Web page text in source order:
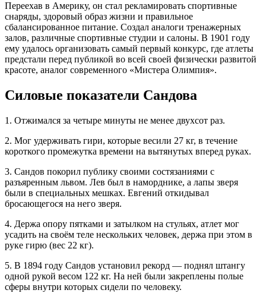
Переехав в Америку, он стал рекламировать спортивные
снаряды, здоровый образ жизни и правильное
сбалансированное питание. Создал аналоги тренажерных
залов, различные спортивные студии и салоны. В 1901 году
ему удалось организовать самый первый конкурс, где атлеты
предстали перед публикой во всей своей физически развитой
красоте, аналог современного «Мистера Олимпия».
Силовые показатели Сандова
1. Отжимался за четыре минуты не менее двухсот раз.
2. Мог удерживать гири, которые весили 27 кг, в течение
короткого промежутка времени на вытянутых вперед руках.
3. Сандов покорил публику своими состязаниями с
разъяренным львом. Лев был в наморднике, а лапы зверя
были в специальных мешках. Евгений откидывал
бросающегося на него зверя.
4. Держа опору пятками и затылком на стульях, атлет мог
усадить на своём теле нескольких человек, держа при этом в
руке гирю (вес 22 кг).
5. В 1894 году Сандов установил рекорд — поднял штангу
одной рукой весом 122 кг. На ней были закреплены полые
сферы внутри которых сидели по человеку.